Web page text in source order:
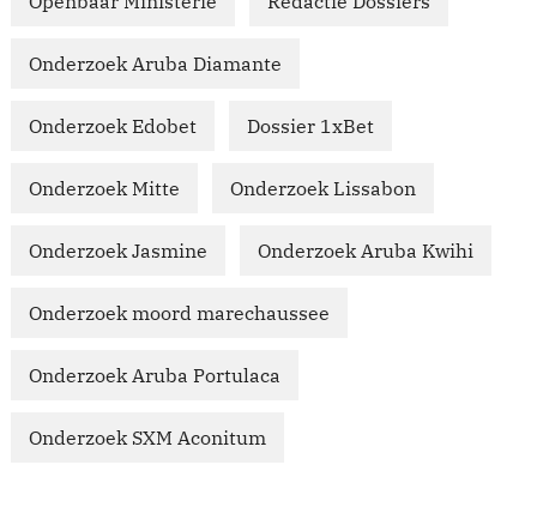
Onderzoek Aruba Diamante
Onderzoek Edobet Dossier 1xBet
Onderzoek Mitte Onderzoek Lissabon
Onderzoek Jasmine Onderzoek Aruba Kwihi
Onderzoek moord marechaussee
Onderzoek Aruba Portulaca
Onderzoek SXM Aconitum